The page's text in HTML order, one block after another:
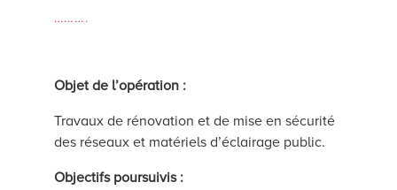
……….
Objet de l’opération :
Travaux de rénovation et de mise en sécurité
des réseaux et matériels d’éclairage public.
Objectifs poursuivis :